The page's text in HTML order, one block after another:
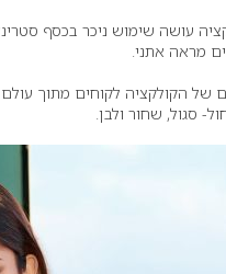
עושה שימוש ניכר בכסף
מראה אתני.
של הקולקציה לקוחים מתוך
סגול, שחור ולבן.